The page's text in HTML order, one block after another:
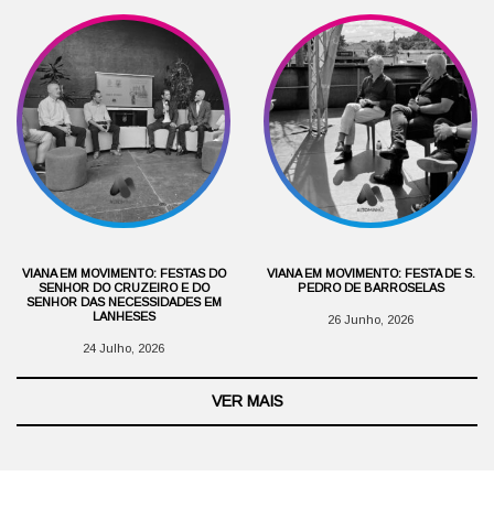
VIANA EM MOVIMENTO: FESTAS DO
SENHOR DO CRUZEIRO E DO
SENHOR DAS NECESSIDADES EM
LANHESES
24 Julho, 2026
VIANA EM MOVIMENTO: FESTA DE S.
PEDRO DE BARROSELAS
26 Junho, 2026
VER MAIS